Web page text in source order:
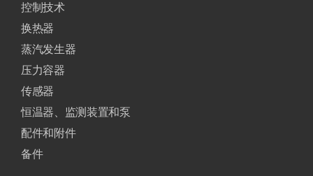
控制技术
换热器
蒸汽发生器
压力容器
传感器
恒温器、监测装置和泵
配件和附件
备件